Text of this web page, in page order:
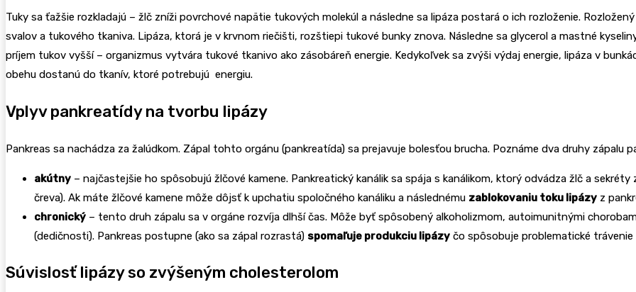
Tuky sa ťažšie rozkladajú – žlč zníži povrchové napätie tukových molekúl a následne sa lipáza postará o ich rozloženie.
svalov a tukového tkaniva. Lipáza, ktorá je v krvnom riečišti, rozštiepi tukové bunky znova. Následne sa glycerol a mastné
príjem tukov vyšší – organizmus vytvára tukové tkanivo ako zásobáreň energie. Kedykoľvek sa zvýši výdaj energie, lipáza v
obehu dostanú do tkanív, ktoré potrebujú energiu.
Vplyv pankreatídy na tvorbu lipázy
Pankreas sa nachádza za žalúdkom. Zápal tohto orgánu (pankreatída) sa prejavuje bolesťou brucha. Poznáme dva druhy zápalu
akútny – najčastejšie ho spôsobujú žlčové kamene. Pankreatický kanálik sa spája s kanálikom, ktorý odvádza žlč a
čreva). Ak máte žlčové kamene môže dôjsť k upchatiu spoločného kanáliku a následnému zablokovaniu toku lipázy z
chronický – tento druh zápalu sa v orgáne rozvíja dlhší čas. Môže byť spôsobený alkoholizmom, autoimunitnými
(dedičnosti). Pankreas postupne (ako sa zápal rozrastá) spomaľuje produkciu lipázy čo spôsobuje problematické trávenie
Súvislosť lipázy so zvýšeným cholesterolom